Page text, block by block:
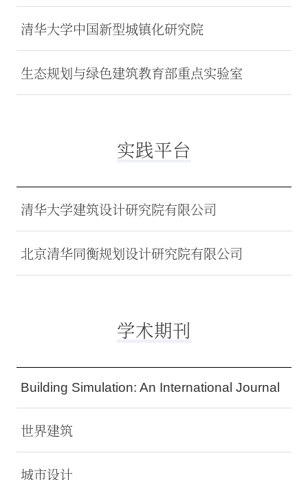
清华大学中国新型城镇化研究院
生态规划与绿色建筑教育部重点实验室
实践平台
清华大学建筑设计研究院有限公司
北京清华同衡规划设计研究院有限公司
学术期刊
Building Simulation: An International Journal
世界建筑
城市设计